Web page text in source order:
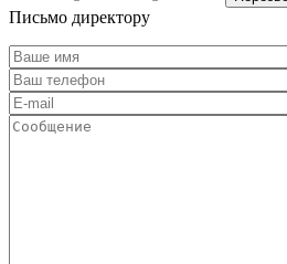
Письмо директору